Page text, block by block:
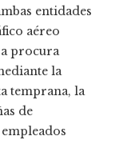
entidades
aéreo
procura
la
temprana, la
de